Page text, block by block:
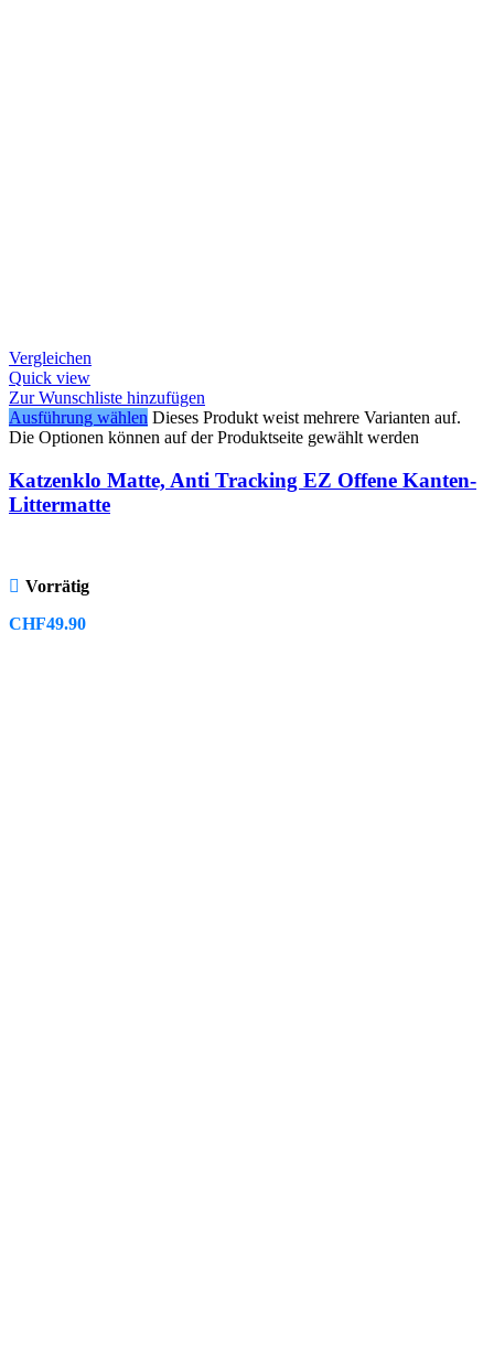
Vergleichen
Quick view
Zur Wunschliste hinzufügen
Ausführung wählen Dieses Produkt weist mehrere Varianten auf.
Die Optionen können auf der Produktseite gewählt werden
Katzenklo Matte, Anti Tracking EZ Offene Kanten-
Littermatte
Vorrätig
CHF49.90